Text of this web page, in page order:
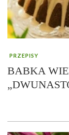
PRZEPISY
BABKA